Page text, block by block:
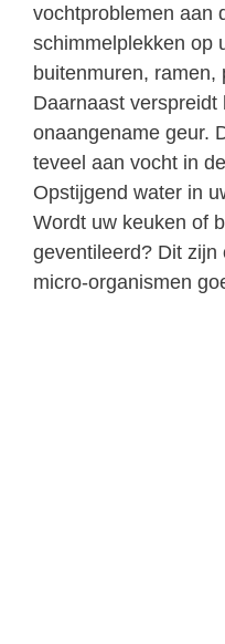
vochtproblemen aan
schimmelplekken op
buitenmuren, ramen,
Daarnaast verspreidt
onaangename geur.
teveel aan vocht in
Opstijgend water in
Wordt uw keuken of
geventileerd? Dit
micro-organismen